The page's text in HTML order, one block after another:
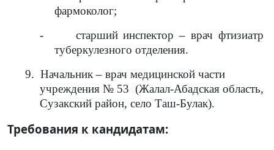
фармоколог;
-
старший инспектор – врач фтизиатр
туберкулезного отделения.
9. Начальник – врач медицинской части
учреждения № 53 (Жалал-Абадская область,
Сузакский район, село Таш-Булак).
Требования к кандидатам: